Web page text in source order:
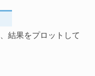
結果をプロットして